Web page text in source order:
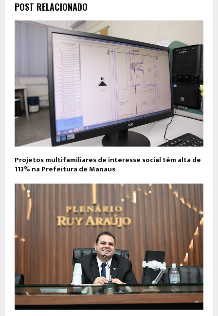
POST RELACIONADO
Projetos multifamiliares de interesse social têm alta de
113% na Prefeitura de Manaus